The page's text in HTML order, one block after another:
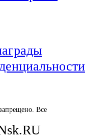
Все